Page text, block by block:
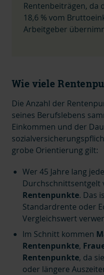
Rentenbeiträgen, da
18,6 % vom
Arbeitgeber
Wie viele
Die Anzahl der
seines Berufslebens
Einkommen und der
grobe Orientierung gilt:
Wer 45 Jahre lang
Durchschnittsentgelt
Rentenpunkte. Das
Standardrente oder
Vergleichswert
Im Schnitt kommen
Rentenpunkte,
Rentenpunkte, da
oder längere